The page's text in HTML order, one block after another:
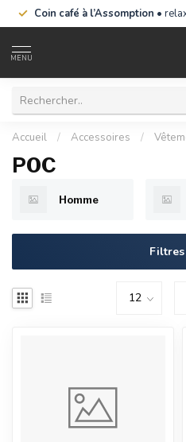
Coin café à l’Assomption •
MENU
Accueil / Accessoires /
POC
Homme
Filtres